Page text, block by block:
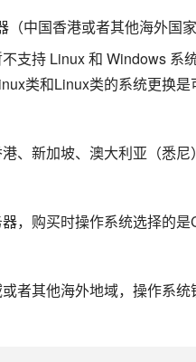
中国香港或者其他海外国家
支持 Linux 和 Windows 系
类和Linux类的系统更换
、新加坡、澳大利亚（悉
，购买时操作系统选择的
者其他海外地域，操作系